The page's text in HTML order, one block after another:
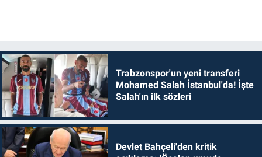
Trabzonspor'un yeni transferi
Mohamed Salah İstanbul'da! İşte
Salah'ın ilk sözleri
Devlet Bahçeli'den kritik